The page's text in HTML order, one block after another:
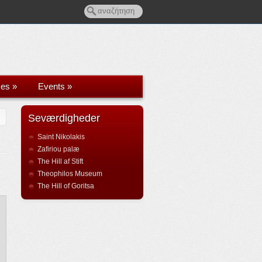
» Events »
Seværdigheder
Saint Nikolakis
Zafiriou palæ
The Hill af Stift
Theophilos Museum
The Hill of Goritsa